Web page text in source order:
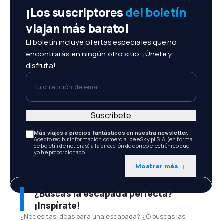
¡Los suscriptoresdel boletín
viajan más barato!
El boletín incluye ofertas especiales que no
encontrarás en ningún otro sitio. ¡Únete y
disfruta!
Tu dirección de email
Más viajes a precios fantásticos en nuestra newsletter.
Acepto recibir información comercial de eSky.pl S.A. (en forma
de boletín de noticias) a la dirección de correo electrónico que
yo he proporcionado.
Mostrar más
Suscríbete
¿Buscas la escapada perfecta?
¡Inspírate!
¿Necesitas ideas para una escapada? ¿O buscas las